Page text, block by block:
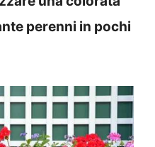
perenni in pochi